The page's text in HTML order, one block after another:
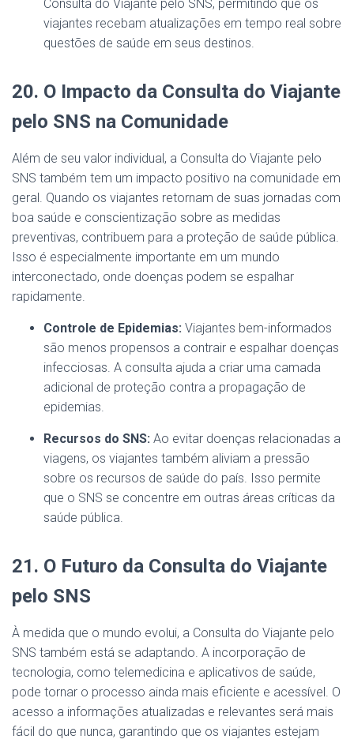
Consulta do Viajante pelo SNS, permitindo que os
viajantes recebam atualizações em tempo real sobre
questões de saúde em seus destinos.
20. O Impacto da Consulta do Viajante
pelo SNS na Comunidade
Além de seu valor individual, a Consulta do Viajante pelo
SNS também tem um impacto positivo na comunidade em
geral. Quando os viajantes retornam de suas jornadas com
boa saúde e conscientização sobre as medidas
preventivas, contribuem para a proteção de saúde pública.
Isso é especialmente importante em um mundo
interconectado, onde doenças podem se espalhar
rapidamente.
Controle de Epidemias: Viajantes bem-informados
são menos propensos a contrair e espalhar doenças
infecciosas. A consulta ajuda a criar uma camada
adicional de proteção contra a propagação de
epidemias.
Recursos do SNS: Ao evitar doenças relacionadas a
viagens, os viajantes também aliviam a pressão
sobre os recursos de saúde do país. Isso permite
que o SNS se concentre em outras áreas críticas da
saúde pública.
21. O Futuro da Consulta do Viajante
pelo SNS
À medida que o mundo evolui, a Consulta do Viajante pelo
SNS também está se adaptando. A incorporação de
tecnologia, como telemedicina e aplicativos de saúde,
pode tornar o processo ainda mais eficiente e acessível. O
acesso a informações atualizadas e relevantes será mais
fácil do que nunca, garantindo que os viajantes estejam